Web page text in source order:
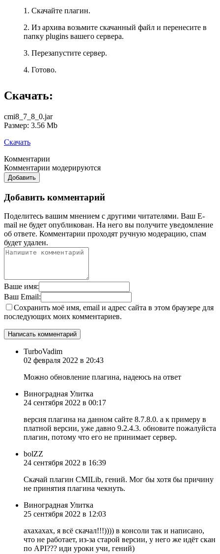
1. Скачайте плагин.
2. Из архива возьмите скачанный файл и перенесите в
папку plugins вашего сервера.
3. Перезапустите сервер.
4. Готово.
Скачать:
cmi8_7_8_0.jar
Размер: 3.56 Mb
Скачать
Комментарии
Комментарии модерируются
Добавить
Добавить комментарий
Поделитесь вашим мнением с другими читателями. Ваш E-
mail не будет опубликован. На него вы получите уведомление
об ответе. Комментарии проходят ручную модерацию, спам
будет удален.
Ваше имя:
Ваш Email:
Сохранить моё имя, email и адрес сайта в этом браузере для
последующих моих комментариев.
TurboVadim
02 февраля 2022 в 20:43
Можно обновление плагина, надеюсь на ответ
Виноградная Улитка
24 сентября 2022 в 00:17
версия плагина на данном сайте 8.7.8.0. а к примеру в
платной версии, уже давно 9.2.4.3. обновите пожалуйста
плагин, потому что его не принимает сервер.
bolZZ
24 сентября 2022 в 16:39
Скачай плагин CMILib, гений. Мог бы хотя бы причину
не принятия плагина чекнуть.
Виноградная Улитка
25 сентября 2022 в 12:03
ахахахах, я всё скачал!!!)))) в консоли так и написано,
что не работает, из-за старой версии, у него же идёт скан
по API??? иди уроки учи, гений)